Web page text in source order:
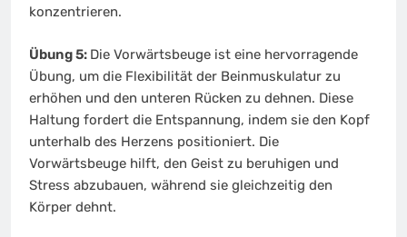
konzentrieren.
Übung 5: Die Vorwärtsbeuge ist eine hervorragende
Übung, um die Flexibilität der Beinmuskulatur zu
erhöhen und den unteren Rücken zu dehnen. Diese
Haltung fordert die Entspannung, indem sie den Kopf
unterhalb des Herzens positioniert. Die
Vorwärtsbeuge hilft, den Geist zu beruhigen und
Stress abzubauen, während sie gleichzeitig den
Körper dehnt.